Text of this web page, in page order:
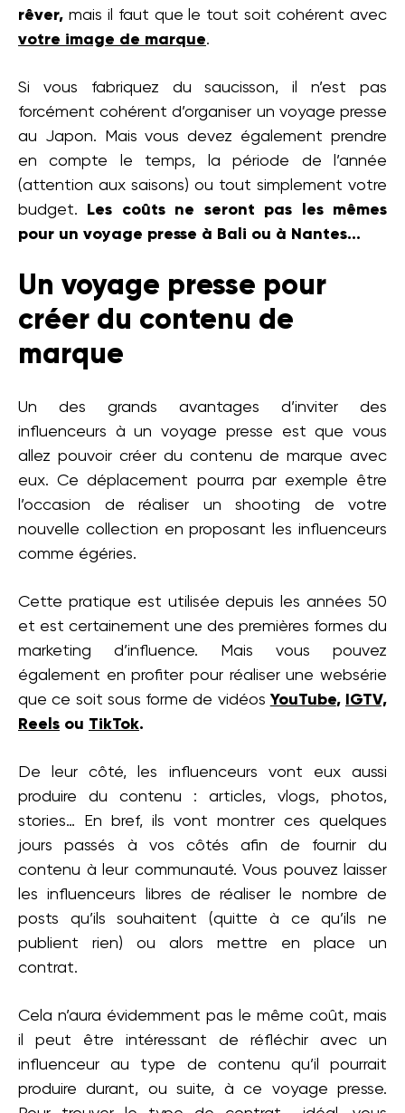
rêver, mais il faut que le tout soit cohérent avec
votre image de marque.
Si vous fabriquez du saucisson, il n’est pas
forcément cohérent d’organiser un voyage presse
au Japon. Mais vous devez également prendre
en compte le temps, la période de l’année
(attention aux saisons) ou tout simplement votre
budget.
Les coûts ne seront pas les mêmes
pour un voyage presse à Bali ou à Nantes...
Un voyage presse pour
créer du contenu de
marque
Un des grands avantages d’inviter des
influenceurs à un voyage presse est que vous
allez pouvoir créer du contenu de marque avec
eux. Ce déplacement pourra par exemple être
l’occasion de réaliser un shooting de votre
nouvelle collection en proposant les influenceurs
comme égéries.
Cette pratique est utilisée depuis les années 50
et est certainement une des premières formes du
marketing d’influence. Mais vous pouvez
également en profiter pour réaliser une websérie
que ce soit sous forme de vidéos YouTube,
IGTV,
Reels ou TikTok.
De leur côté, les influenceurs vont eux aussi
produire du contenu : articles, vlogs, photos,
stories… En bref, ils vont montrer ces quelques
jours passés à vos côtés afin de fournir du
contenu à leur communauté. Vous pouvez laisser
les influenceurs libres de réaliser le nombre de
posts qu’ils souhaitent (quitte à ce qu’ils ne
publient rien) ou alors mettre en place un
contrat.
Cela n’aura évidemment pas le même coût, mais
il peut être intéressant de réfléchir avec un
influenceur au type de contenu qu’il pourrait
produire durant, ou suite, à ce voyage presse.